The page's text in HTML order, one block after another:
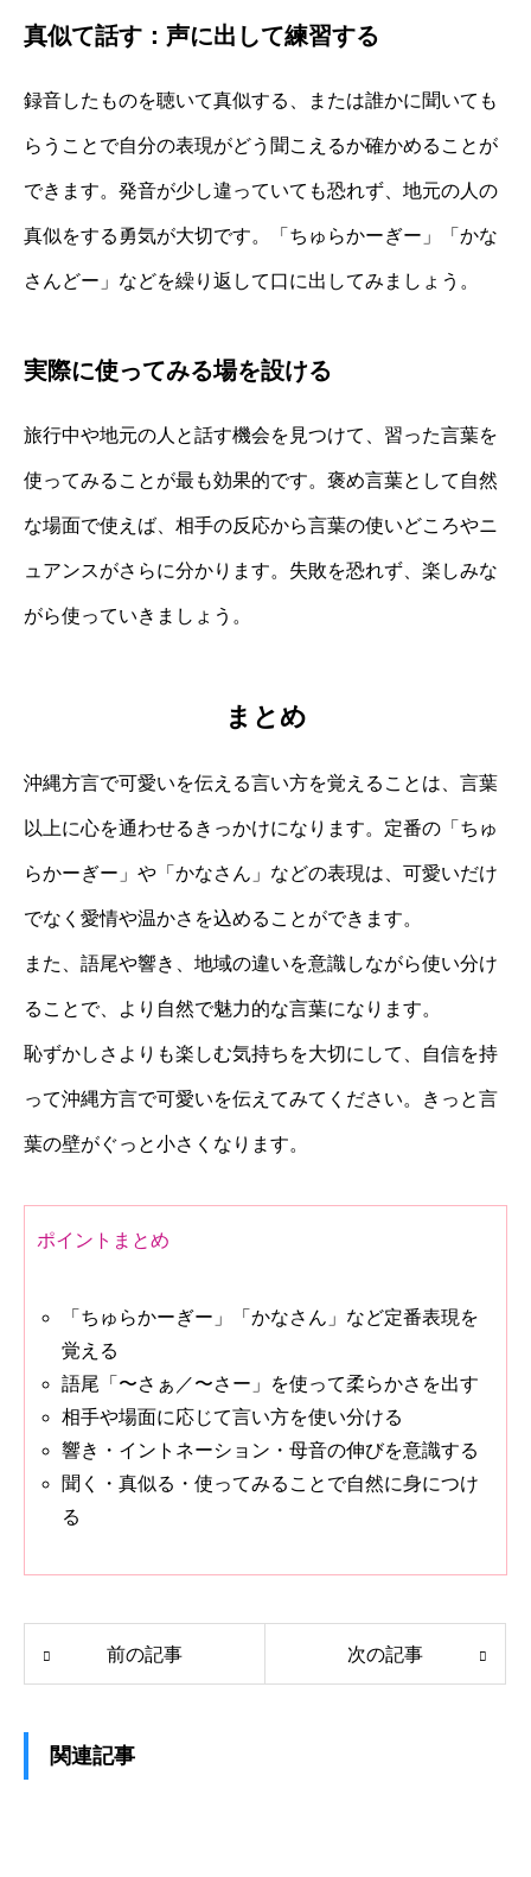
真似て話す：声に出して練習する
録音したものを聴いて真似する、または誰かに聞いても
らうことで自分の表現がどう聞こえるか確かめることが
できます。発音が少し違っていても恐れず、地元の人の
真似をする勇気が大切です。「ちゅらかーぎー」「かな
さんどー」などを繰り返して口に出してみましょう。
実際に使ってみる場を設ける
旅行中や地元の人と話す機会を見つけて、習った言葉を
使ってみることが最も効果的です。褒め言葉として自然
な場面で使えば、相手の反応から言葉の使いどころやニ
ュアンスがさらに分かります。失敗を恐れず、楽しみな
がら使っていきましょう。
まとめ
沖縄方言で可愛いを伝える言い方を覚えることは、言葉
以上に心を通わせるきっかけになります。定番の「ちゅ
らかーぎー」や「かなさん」などの表現は、可愛いだけ
でなく愛情や温かさを込めることができます。
また、語尾や響き、地域の違いを意識しながら使い分け
ることで、より自然で魅力的な言葉になります。
恥ずかしさよりも楽しむ気持ちを大切にして、自信を持
って沖縄方言で可愛いを伝えてみてください。きっと言
葉の壁がぐっと小さくなります。
ポイントまとめ
「ちゅらかーぎー」「かなさん」など定番表現を
覚える
語尾「〜さぁ／〜さー」を使って柔らかさを出す
相手や場面に応じて言い方を使い分ける
響き・イントネーション・母音の伸びを意識する
聞く・真似る・使ってみることで自然に身につけ
る
前の記事 次の記事
関連記事